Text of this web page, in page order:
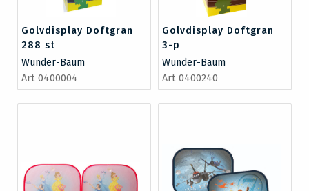
Golvdisplay Doftgran
288 st
Wunder-Baum
Art 0400004
Golvdisplay Doftgran
3-p
Wunder-Baum
Art 0400240